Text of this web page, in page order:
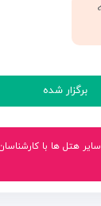
برگزار شده
هتل ها با